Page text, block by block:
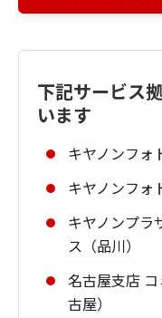
下記サービス
います
キヤノンフォ
キヤノンフォ
キヤノンプラ
ス（品川）
名古屋支店
古屋）